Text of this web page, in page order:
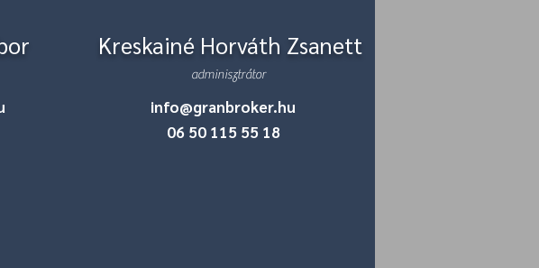
Kreskainé Horváth Zsanett
adminisztrátor
info@granbroker.hu
06 50 115 55 18